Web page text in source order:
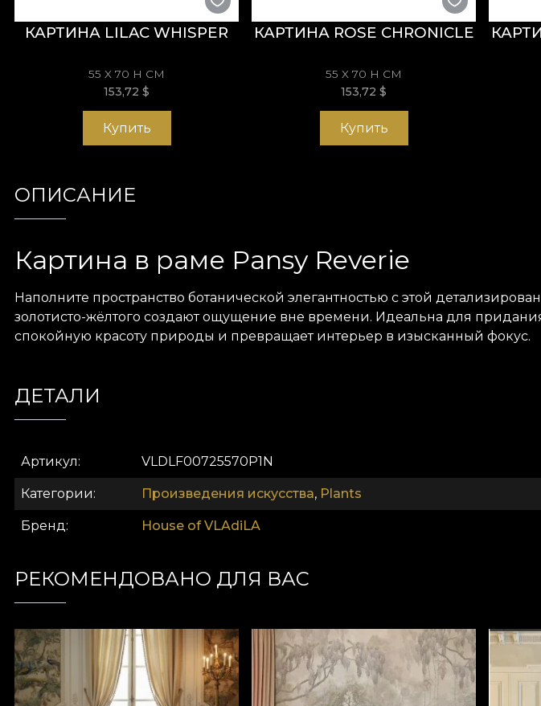
КАРТИНА LILAC WHISPER
55 X 70 H СМ
153,72$
Купить
КАРТИНА ROSE CHRONICLE
55 X 70 H СМ
153,72$
Купить
ОПИСАНИЕ
Картина в раме Pansy Reverie
Наполните пространство ботанической элегантностью с этой
золотисто-жёлтого создают ощущение вне времени. Идеальна для
спокойную красоту природы и превращает интерьер в изысканный фокус.
ДЕТАЛИ
Артикул VLDLF00725570P1N
Категории Произведения искусства, Plants
Бренд House of VLAdiLA
РЕКОМЕНДОВАНО ДЛЯ ВАС